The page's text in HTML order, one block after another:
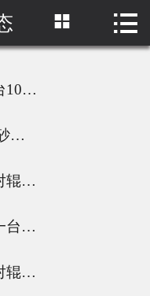
 首页
 
砂石厂回料二次破碎只需一台1010型全自动对辊制砂机
压力可控 粒度可控，对辊制砂机从进料到出料粒度的稳定之道
石料厂制砂设备全自动液压对辊制砂机，一机多用省成本
小型液压对辊制砂机多少钱一台？处理硬岩的效果如何？
从金矿到建筑废料都能破，对辊制砂机机如何让砂石厂降本增效？